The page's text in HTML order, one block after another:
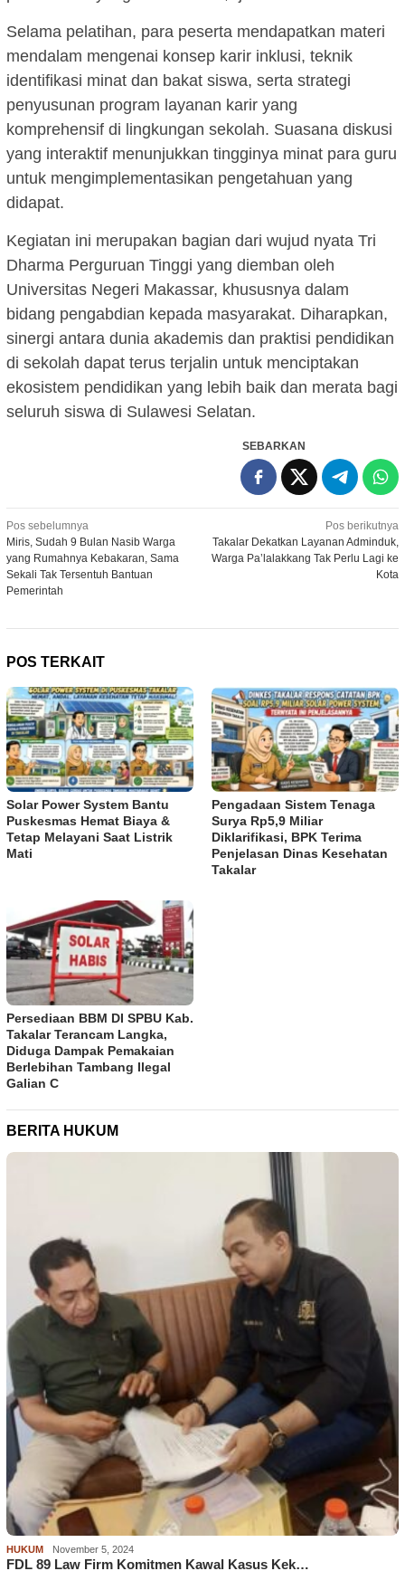
Selama pelatihan, para peserta mendapatkan materi
mendalam mengenai konsep karir inklusi, teknik
identifikasi minat dan bakat siswa, serta strategi
penyusunan program layanan karir yang
komprehensif di lingkungan sekolah. Suasana diskusi
yang interaktif menunjukkan tingginya minat para guru
untuk mengimplementasikan pengetahuan yang
didapat.
Kegiatan ini merupakan bagian dari wujud nyata Tri
Dharma Perguruan Tinggi yang diemban oleh
Universitas Negeri Makassar, khususnya dalam
bidang pengabdian kepada masyarakat. Diharapkan,
sinergi antara dunia akademis dan praktisi pendidikan
di sekolah dapat terus terjalin untuk menciptakan
ekosistem pendidikan yang lebih baik dan merata bagi
seluruh siswa di Sulawesi Selatan.
SEBARKAN
Navigasi
pos
Pos sebelumnya
Miris, Sudah 9 Bulan Nasib Warga
yang Rumahnya Kebakaran, Sama
Sekali Tak Tersentuh Bantuan
Pemerintah
Pos berikutnya
Takalar Dekatkan Layanan Adminduk,
Warga Pa’lalakkang Tak Perlu Lagi ke
Kota
POS TERKAIT
Solar Power System Bantu
Puskesmas Hemat Biaya &
Tetap Melayani Saat Listrik
Mati
Pengadaan Sistem Tenaga
Surya Rp5,9 Miliar
Diklarifikasi, BPK Terima
Penjelasan Dinas Kesehatan
Takalar
Persediaan BBM DI SPBU Kab.
Takalar Terancam Langka,
Diduga Dampak Pemakaian
Berlebihan Tambang Ilegal
Galian C
BERITA HUKUM
HUKUM November 5, 2024
FDL 89 Law Firm Komitmen Kawal Kasus Kek…